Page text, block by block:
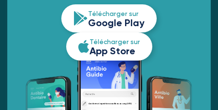
Télécharger sur
Google Play
Télécharger sur
App Store